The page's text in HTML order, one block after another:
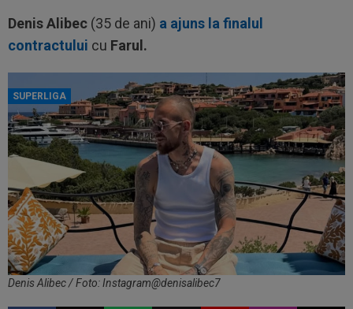
Denis Alibec (35 de ani) a ajuns la finalul
contractului cu Farul.
SUPERLIGA
Denis Alibec / Foto: Instagram@denisalibec7